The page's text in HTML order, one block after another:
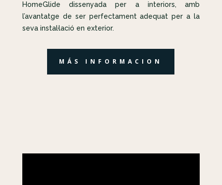
HomeGlide dissenyada per a interiors, amb
l’avantatge de ser perfectament adequat per a la
seva instal·lació en exterior.
MÁS INFORMACION